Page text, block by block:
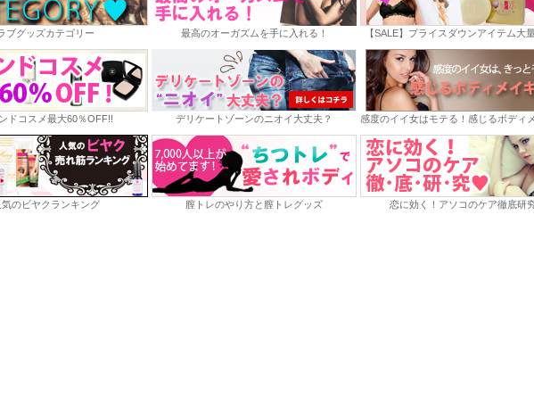
ブグッズカテゴリー 最高のオーガズムを手に入れる！ 【SALE】プライスダウンアイテム大
ドコスメ最大60％OFF!! デリケートゾーンのニオイ大丈夫？ 感度のイイ女はモテる！感じるボディ
のビヤクランキング 膣トレのやり方と膣トレグッズ 恋に効く！アソコのケア徹底研